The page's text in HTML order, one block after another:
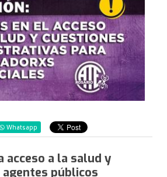
Whatsapp
acceso a la salud y
públicos